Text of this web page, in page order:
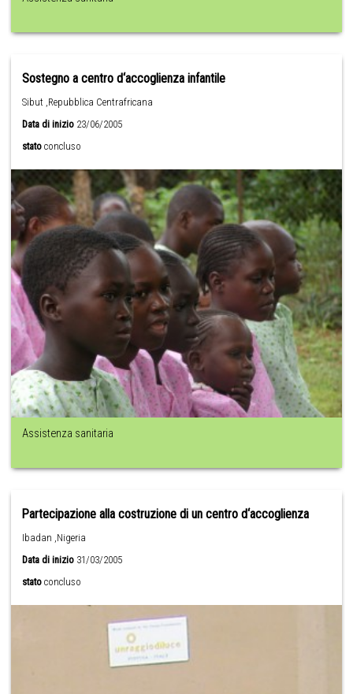
Sostegno a centro d‘accoglienza infantile
Sibut ,Repubblica Centrafricana
Data di inizio 23/06/2005
stato concluso
Assistenza sanitaria
Partecipazione alla costruzione di un centro d‘accoglienza
Ibadan ,Nigeria
Data di inizio 31/03/2005
stato concluso